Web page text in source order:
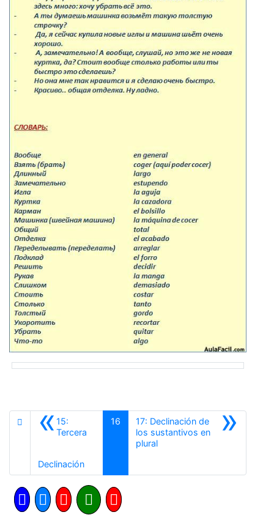
«15:
Tercera
DeclinaciónAnterior
16 »
17: Declinación de
los sustantivos en
pluralSiguiente